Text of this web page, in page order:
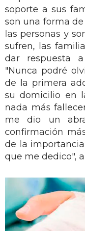
soporte a sus
son una forma
las personas y
sufren, las
dar respuesta
"Nunca podré
de la primera
su domicilio en
nada más
me dio un
confirmación
de la
que me dedico",